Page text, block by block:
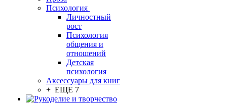
Психология
Личностный
рост
Психология
общения и
отношений
Детская
психология
Аксессуары для книг
+ ЕЩЕ 7